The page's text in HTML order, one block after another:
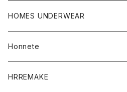
カーディガン
グッズ
帽子
アウター
カーディガン
コート
アクセサリー
ウォレット
キッズ
HOMES UNDERWEAR
アウター
カーディガン
キッズ
Honnete
ブラウス
HRREMAKE